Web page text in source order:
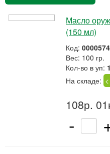
Масло
(150 мл)
Код:
Вес: 100 гр.
Кол-во в уп:
На складе:
108р.
-